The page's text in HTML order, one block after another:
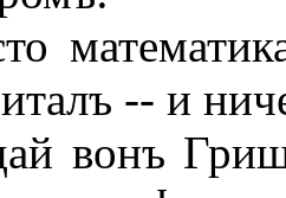
математика
-- и
вонъ